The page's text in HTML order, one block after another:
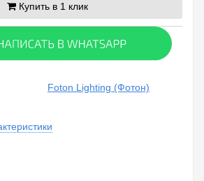
Купить в 1 клик
Foton Lighting (Фотон)